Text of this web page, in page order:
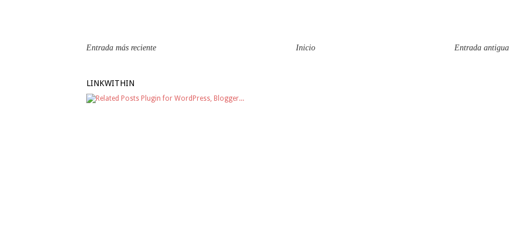
Entrada más reciente Entrada antigua
Inicio
LINKWITHIN